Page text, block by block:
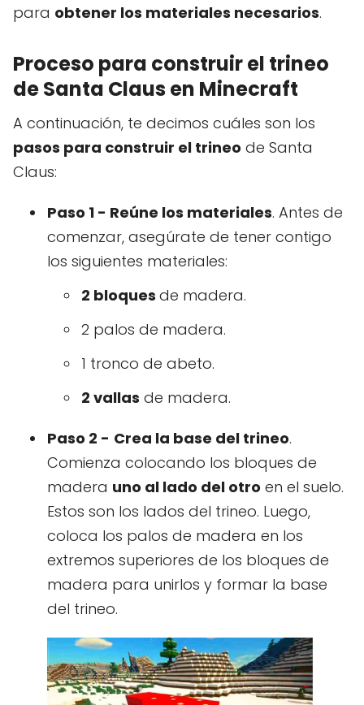
para obtener los materiales necesarios.
Proceso para construir el trineo
de Santa Claus en Minecraft
A continuación, te decimos cuáles son los
pasos para construir el trineo de Santa
Claus:
Paso 1 - Reúne los materiales. Antes de
comenzar, asegúrate de tener contigo
los siguientes materiales:
2 bloques de madera.
2 palos de madera.
1 tronco de abeto.
2 vallas de madera.
Paso 2 - Crea la base del trineo.
Comienza colocando los bloques de
madera uno al lado del otro en el suelo.
Estos son los lados del trineo. Luego,
coloca los palos de madera en los
extremos superiores de los bloques de
madera para unirlos y formar la base
del trineo.